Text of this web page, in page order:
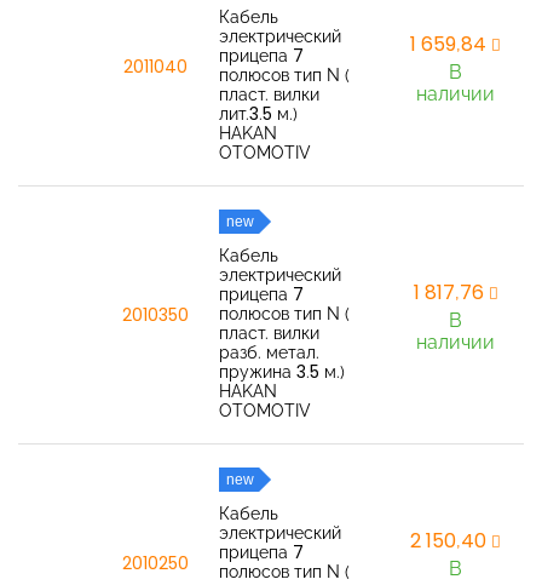
2011040
Кабель
электрический
прицепа 7
полюсов тип N (
пласт. вилки
лит.3.5 м.)
HAKAN
OTOMOTIV
1 659,84
В
наличии
2010350
new
Кабель
электрический
прицепа 7
полюсов тип N (
пласт. вилки
разб. метал.
пружина 3.5 м.)
HAKAN
OTOMOTIV
1 817,76
В
наличии
2010250
new
Кабель
электрический
прицепа 7
полюсов тип N (
2 150,40
В